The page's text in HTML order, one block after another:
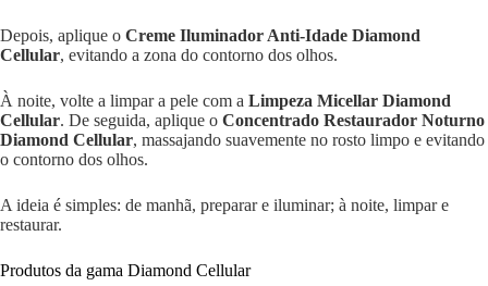
Depois, aplique o Creme Iluminador Anti-Idade Diamond
Cellular, evitando a zona do contorno dos olhos.
À noite, volte a limpar a pele com a Limpeza Micellar Diamond
Cellular. De seguida, aplique o Concentrado Restaurador Noturno
Diamond Cellular, massajando suavemente no rosto limpo e evitando
o contorno dos olhos.
A ideia é simples: de manhã, preparar e iluminar; à noite, limpar e
restaurar.
Produtos da gama Diamond Cellular